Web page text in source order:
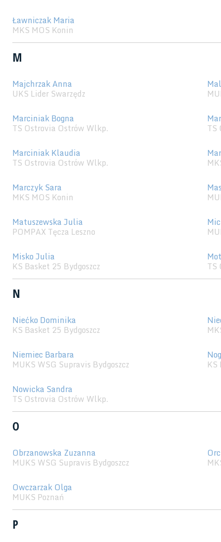
Ławniczak Maria
MKS MOS Konin
M
Majchrzak Anna
UKS Lider Swarzędz
Marciniak Bogna
TS Ostrovia Ostrów Wlkp.
TS
Marciniak Klaudia
TS Ostrovia Ostrów Wlkp.
Marczyk Sara
MKS MOS Konin
Matuszewska Julia
POMPAX Tęcza Leszno
Misko Julia
KS Basket 25 Bydgoszcz TS
N
Niećko Dominika
KS Basket 25 Bydgoszcz
Niemiec Barbara
MUKS WSG Supravis Bydgoszcz
KS
Nowicka Sandra
TS Ostrovia Ostrów Wlkp.
O
Obrzanowska Zuzanna
MUKS WSG Supravis Bydgoszcz
Owczarzak Olga
MUKS Poznań
P